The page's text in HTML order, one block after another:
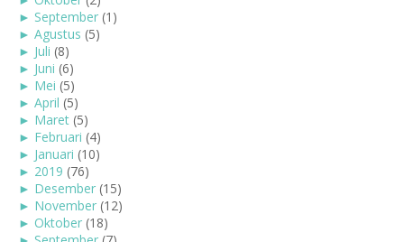
► September (1)
► Agustus (5)
► Juli (8)
► Juni (6)
► Mei (5)
► April (5)
► Maret (5)
► Februari (4)
► Januari (10)
► 2019 (76)
► Desember (15)
► November (12)
► Oktober (18)